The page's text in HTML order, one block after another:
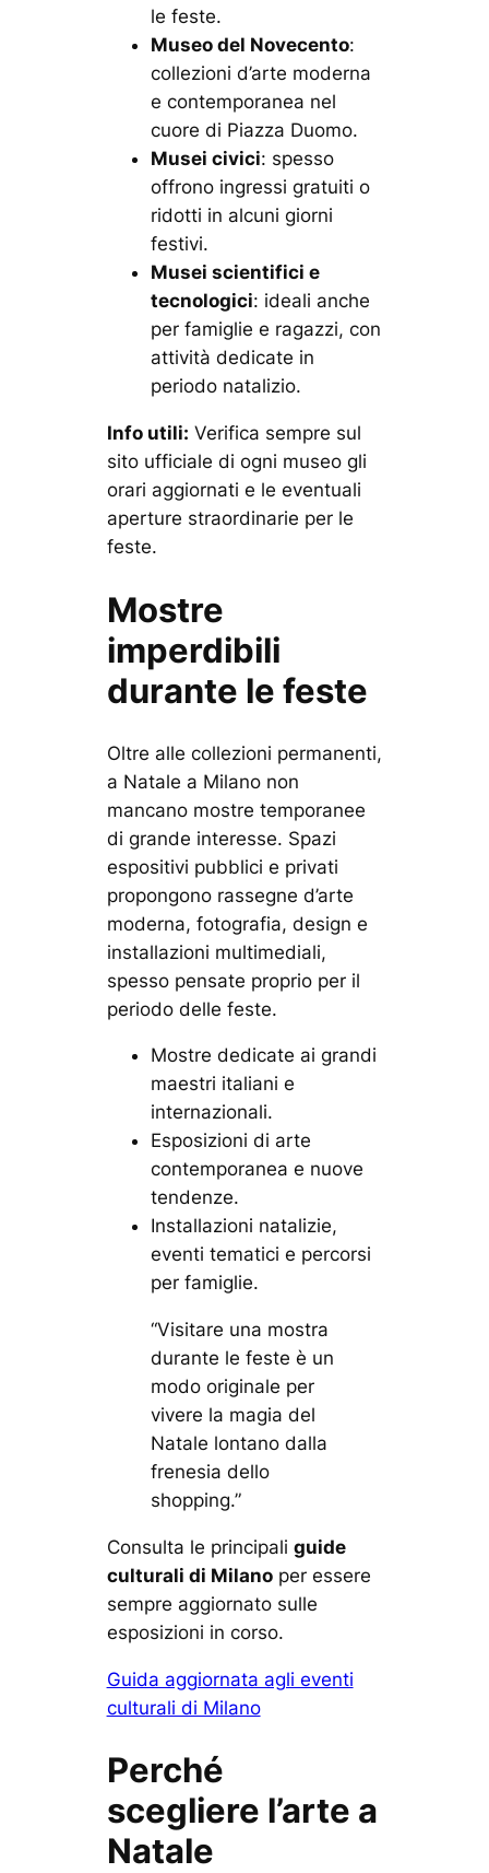
le feste.
Museo del Novecento:
collezioni d’arte moderna
e contemporanea nel
cuore di Piazza Duomo.
Musei civici: spesso
offrono ingressi gratuiti o
ridotti in alcuni giorni
festivi.
Musei scientifici e
tecnologici: ideali anche
per famiglie e ragazzi, con
attività dedicate in
periodo natalizio.
Info utili: Verifica sempre sul
sito ufficiale di ogni museo gli
orari aggiornati e le eventuali
aperture straordinarie per le
feste.
Mostre
imperdibili
durante le feste
Oltre alle collezioni permanenti,
a Natale a Milano non
mancano mostre temporanee
di grande interesse. Spazi
espositivi pubblici e privati
propongono rassegne d’arte
moderna, fotografia, design e
installazioni multimediali,
spesso pensate proprio per il
periodo delle feste.
Mostre dedicate ai grandi
maestri italiani e
internazionali.
Esposizioni di arte
contemporanea e nuove
tendenze.
Installazioni natalizie,
eventi tematici e percorsi
per famiglie.
“Visitare una mostra
durante le feste è un
modo originale per
vivere la magia del
Natale lontano dalla
frenesia dello
shopping.”
Consulta le principali guide
culturali di Milanoper essere
sempre aggiornato sulle
esposizioni in corso.
Guida aggiornata agli eventi
culturali di Milano
Perché
scegliere l’arte a
Natale